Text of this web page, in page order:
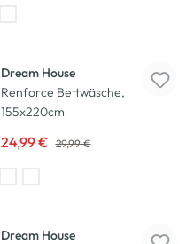
Dream House
Renforce Bettwäsche,
155x220cm
24,99 € 29,99 €
Dream House